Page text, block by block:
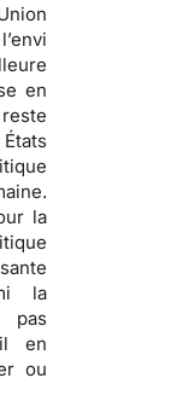
en
.
la
la
pas
il en
ou